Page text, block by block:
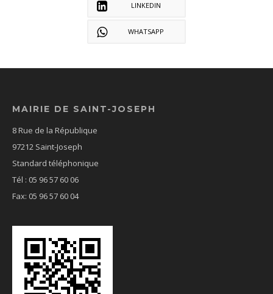
LINKEDIN
WHATSAPP
MAIRIE DE SAINT-JOSEPH
8 Rue de la République
97212 Saint-Joseph
Standard téléphonique
Tél : 05 96 57 60 06
Fax: 05 96 57 60 04